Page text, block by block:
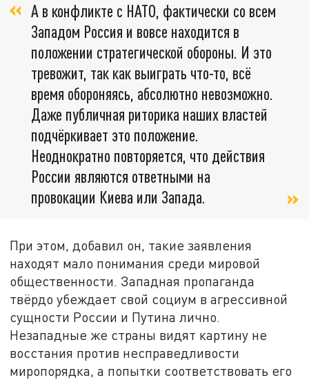
А в конфликте с НАТО, фактически со всем
Западом Россия и вовсе находится в
положении стратегической обороны. И это
тревожит, так как выиграть что-то, всё
время обороняясь, абсолютно невозможно.
Даже публичная риторика наших властей
подчёркивает это положение.
Неоднократно повторяется, что действия
России являются ответными на
провокации Киева или Запада.
При этом, добавил он, такие заявления
находят мало понимания среди мировой
общественности. Западная пропаганда
твёрдо убеждает свой социум в агрессивной
сущности России и Путина лично.
Незападные же страны видят картину не
восстания против несправедливости
миропорядка, а попытки соответствовать его